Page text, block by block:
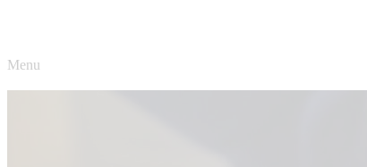
Menu